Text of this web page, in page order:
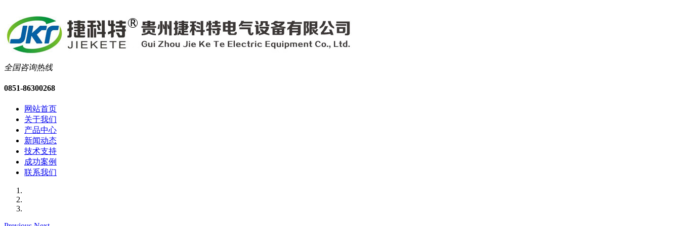
全国咨询热线
0851-86300268
网站首页
关于我们
产品中心
新闻动态
技术支持
成功案例
联系我们